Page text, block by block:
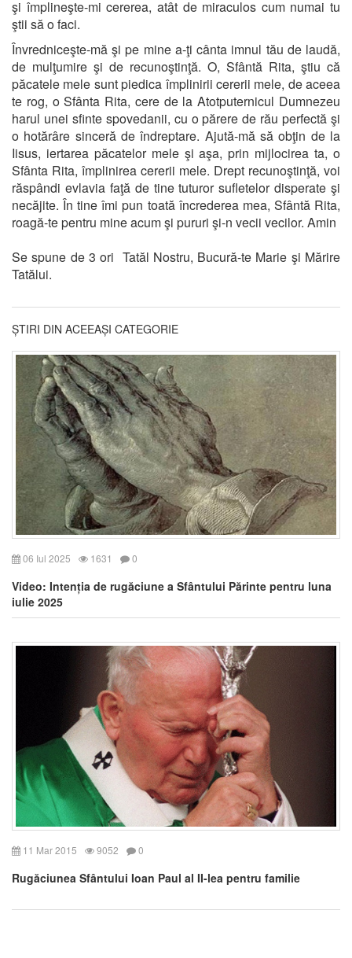
şi împlineşte-mi cererea, atât de miraculos cum numai tu
ştii să o faci.
Învredniceşte-mă şi pe mine a-ţi cânta imnul tău de laudă,
de mulţumire şi de recunoştinţă. O, Sfântă Rita, ştiu că
păcatele mele sunt piedica împlinirii cererii mele, de aceea
te rog, o Sfânta Rita, cere de la Atotputernicul Dumnezeu
harul unei sfinte spovedanii, cu o părere de rău perfectă şi
o hotărâre sinceră de îndreptare. Ajută-mă să obţin de la
Iisus, iertarea păcatelor mele şi aşa, prin mijlocirea ta, o
Sfânta Rita, împlinirea cererii mele. Drept recunoştinţă, voi
răspândi evlavia faţă de tine tuturor sufletelor disperate şi
necăjite. În tine îmi pun toată încrederea mea, Sfântă Rita,
roagă-te pentru mine acum şi pururi şi-n vecii vecilor. Amin
Se spune de 3 ori Tatăl Nostru, Bucură-te Marie şi Mărire
Tatălui.
ȘTIRI DIN ACEEAȘI CATEGORIE
06 Iul 2025 1631 0
Video: Intenția de rugăciune a Sfântului Părinte pentru luna
iulie 2025
11 Mar 2015 9052 0
Rugăciunea Sfântului Ioan Paul al II-lea pentru familie